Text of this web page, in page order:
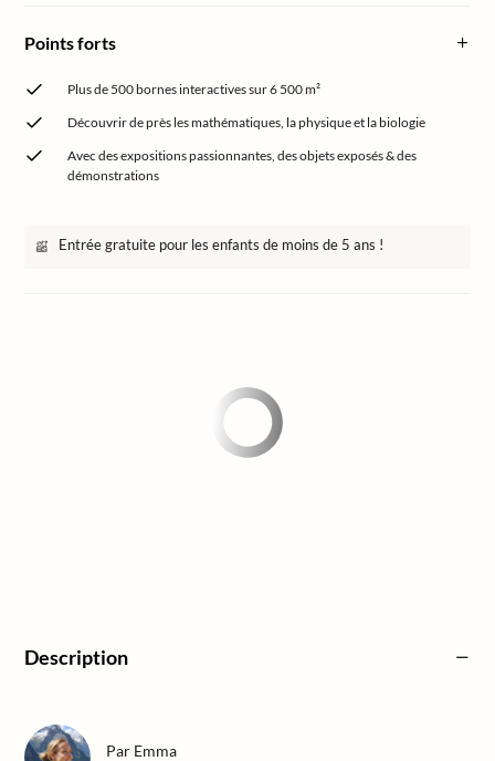
Points forts
Plus de 500 bornes interactives sur 6 500 m²
Découvrir de près les mathématiques, la physique et la biologie
Avec des expositions passionnantes, des objets exposés & des
démonstrations
Entrée gratuite pour les enfants de moins de 5 ans !
Description
Par Emma